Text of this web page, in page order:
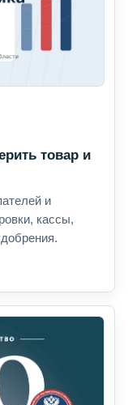
товар и
и
кассы,